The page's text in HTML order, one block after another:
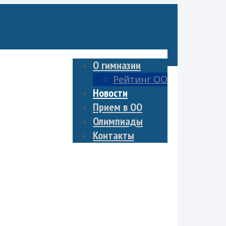
О гимназии
Рейтинг ОО
Новости
Прием в ОО
Олимпиады
Контакты